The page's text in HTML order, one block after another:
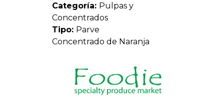
Categoría: Pulpas y
Concentrados
Tipo: Parve
Concentrado de Naranja